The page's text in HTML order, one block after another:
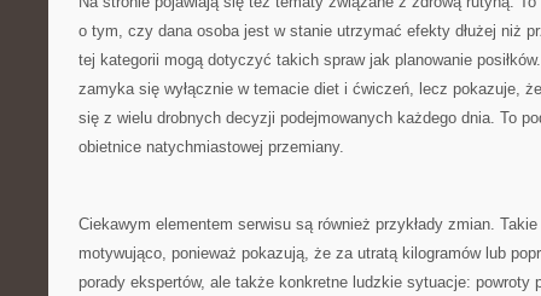
o tym, czy dana osoba jest w stanie utrzymać efekty dłużej niż
tej kategorii mogą dotyczyć takich spraw jak planowanie
zamyka się wyłącznie w temacie diet i ćwiczeń, lecz pokazuje,
się z wielu drobnych decyzji podejmowanych każdego dnia. To
obietnice natychmiastowej przemiany.
Ciekawym elementem serwisu są również przykłady zmian.
motywująco, ponieważ pokazują, że za utratą kilogramów lub
porady ekspertów, ale także konkretne ludzkie sytuacje: powroty